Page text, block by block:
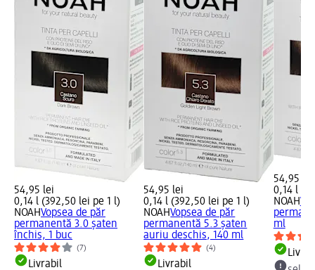
54,95 lei
0,14 l (392,50 lei pe 1 l)
NOAHVopsea de păr
permanentă 3.0 șaten
închis, 1 buc
(7)
Livrabil
54,95 lei
0,14 l (392,50 lei pe 1 l)
NOAHVopsea de păr
permanentă 5.3 șaten
auriu deschis, 140 ml
(4)
Livrabil
54,95 lei
0,14 l
NOAH
ml